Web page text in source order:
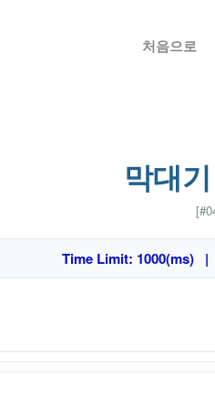
처음으로
막대
Time Limit: 1000(ms)